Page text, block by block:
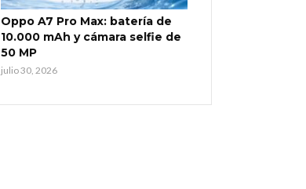
Oppo A7 Pro Max: batería de
10.000 mAh y cámara selfie de
50 MP
julio 30, 2026